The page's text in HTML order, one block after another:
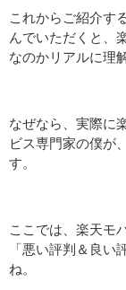
これからご紹介す
んでいただくと、
なのかリアルに理
なぜなら、実際に
ビス専門家の僕が
す。
ここでは、楽天モ
「悪い評判＆良い
ね。